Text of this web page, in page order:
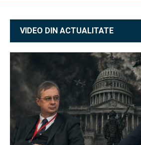
VIDEO DIN ACTUALITATE